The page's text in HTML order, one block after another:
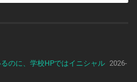
のに、学校HPではイニシャル 2026-